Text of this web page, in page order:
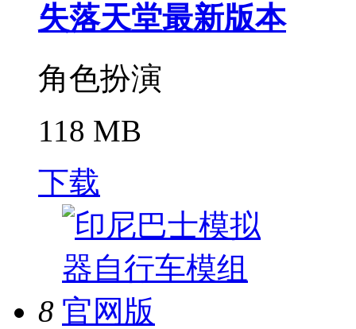
失落天堂最新版本
角色扮演
118 MB
下载
8